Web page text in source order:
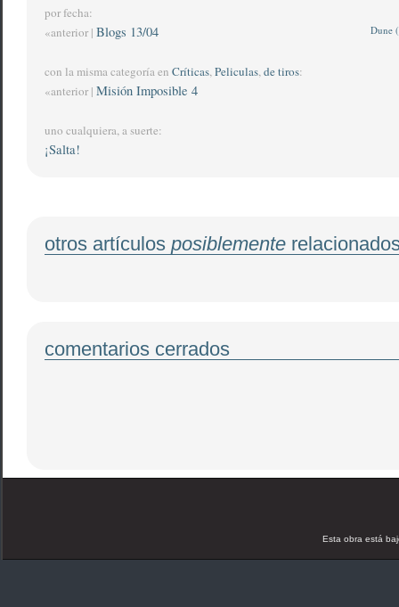
por fecha:
Dune
«anterior | Blogs 13/04
con la misma categoría en Críticas,Peliculas,de tiros:
«anterior | Misión Imposible 4
uno cualquiera, a suerte:
¡Salta!
otros artículos posiblemente
comentarios cerrados
Esta obra está